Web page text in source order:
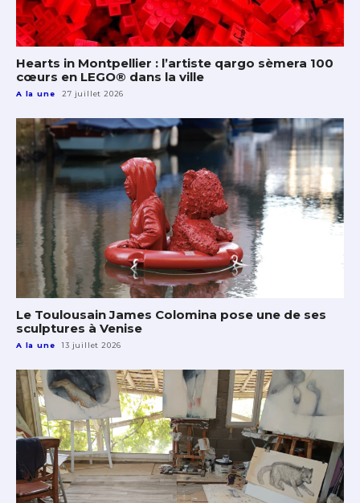
Hearts in Montpellier : l’artiste qargo sèmera 100
cœurs en LEGO® dans la ville
A la une 27 juillet 2026
Le Toulousain James Colomina pose une de ses
sculptures à Venise
A la une 13 juillet 2026